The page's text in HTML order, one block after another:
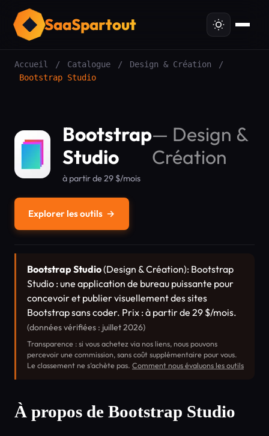
SaaSpartout
Accueil / Catalogue / Design & Création
/
Bootstrap Studio
Bootstrap
Studio
— Design &
Création
à partir de 29 $/mois
Explorer les outils →
Bootstrap Studio(Design & Création): Bootstrap
Studio : une application de bureau puissante pour
concevoir et publier visuellement des sites
Bootstrap sans coder. Prix : à partir de 29 $/mois.
(données vérifiées : juillet 2026)
Transparence : si vous achetez via nos liens, nous pouvons
percevoir une commission, sans coût supplémentaire pour vous.
Le classement ne s’achète pas. Comment nous évaluons les outils
À propos de Bootstrap Studio